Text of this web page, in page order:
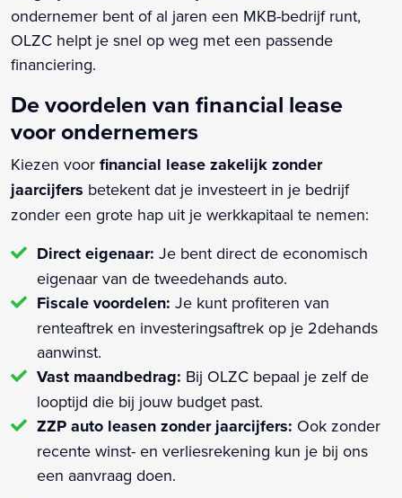
ondernemer bent of al jaren een MKB-bedrijf runt,
OLZC helpt je snel op weg met een passende
financiering.
De voordelen van financial lease
voor ondernemers
Kiezen voor financial lease zakelijk zonder
jaarcijfers betekent dat je investeert in je bedrijf
zonder een grote hap uit je werkkapitaal te nemen:
Direct eigenaar: Je bent direct de economisch
eigenaar van de tweedehands auto.
Fiscale voordelen: Je kunt profiteren van
renteaftrek en investeringsaftrek op je 2dehands
aanwinst.
Vast maandbedrag: Bij OLZC bepaal je zelf de
looptijd die bij jouw budget past.
ZZP auto leasen zonder jaarcijfers: Ook zonder
recente winst- en verliesrekening kun je bij ons
een aanvraag doen.